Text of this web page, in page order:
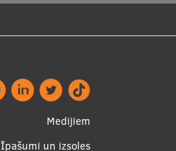
Apakšējā
Medijiem
Īpašumi un izsoles